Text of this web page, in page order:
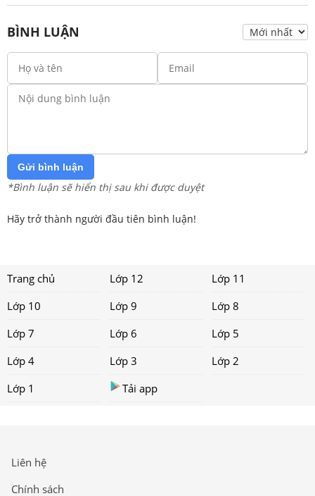
BÌNH LUẬN
Gửi bình luận
*Bình luận sẽ hiển thị sau khi được duyệt
Hãy trở thành người đầu tiên bình luận!
Trang chủ Lớp 12
Lớp 11
Lớp 10
Lớp 9
Lớp 8
Lớp 7
Lớp 6
Lớp 5
Lớp 4
Lớp 3
Lớp 2
Lớp 1
Tải app
Liên hệ
Chính sách